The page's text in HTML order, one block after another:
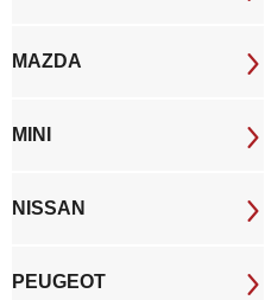
MAZDA
MINI
NISSAN
PEUGEOT